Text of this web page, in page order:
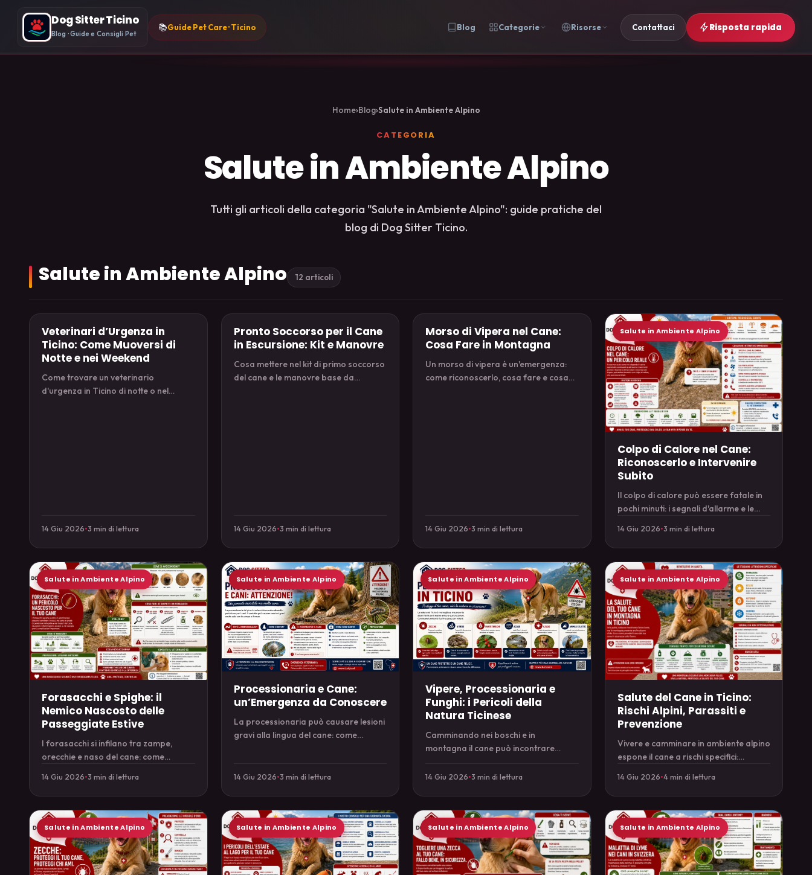
Dog Sitter Ticino
Blog · Guide e Consigli Pet
📚Guide Pet Care · Ticino Blog Categorie Risorse Contattaci Risposta rapida
Home›Blog›Salute in Ambiente Alpino
CATEGORIA
Salute in Ambiente Alpino
Tutti gli articoli della categoria "Salute in Ambiente Alpino": guide pratiche del
blog di Dog Sitter Ticino.
Salute in Ambiente Alpino 12 articoli
Salute in Ambiente Alpino
Veterinari d’Urgenza in
Ticino: Come Muoversi di
Notte e nei Weekend
Come trovare un veterinario
d'urgenza in Ticino di notte o nel
14 Giu 2026•3 min di lettura
Salute in Ambiente Alpino
Pronto Soccorso per il Cane
in Escursione: Kit e Manovre
Cosa mettere nel kit di primo soccorso
del cane e le manovre base da
14 Giu 2026•3 min di lettura
Salute in Ambiente Alpino
Morso di Vipera nel Cane:
Cosa Fare in Montagna
Un morso di vipera è un'emergenza:
come riconoscerlo, cosa fare e cosa
14 Giu 2026•3 min di lettura
Salute in Ambiente Alpino
Colpo di Calore nel Cane:
Riconoscerlo e Intervenire
Subito
Il colpo di calore può essere fatale in
pochi minuti: i segnali d'allarme e le
14 Giu 2026•3 min di lettura
Salute in Ambiente Alpino
Forasacchi e Spighe: il
Nemico Nascosto delle
Passeggiate Estive
I forasacchi si infilano tra zampe,
orecchie e naso del cane: come
14 Giu 2026•3 min di lettura
Salute in Ambiente Alpino
Processionaria e Cane:
un’Emergenza da Conoscere
La processionaria può causare lesioni
gravi alla lingua del cane: come
14 Giu 2026•3 min di lettura
Salute in Ambiente Alpino
Vipere, Processionaria e
Funghi: i Pericoli della
Natura Ticinese
Camminando nei boschi e in
montagna il cane può incontrare
come riconoscerli ed evitarli.
14 Giu 2026•3 min di lettura
Salute in Ambiente Alpino
Salute del Cane in Ticino:
Rischi Alpini, Parassiti e
Prevenzione
Vivere e camminare in ambiente alpino
espone il cane a rischi specifici:
14 Giu 2026•4 min di lettura
Salute in Ambiente Alpino Salute in Ambiente Alpino Salute in Ambiente Alpino Salute in Ambiente Alpino